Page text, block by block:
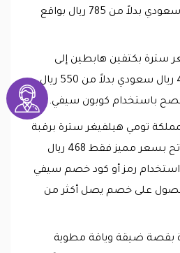
يبلغ سعرها 437 ريال سعودي بدلاً من 785 ريال بواقع
سترة بكتفين هابطين إلى
الأسفل أزرق فقط 468 ريال سعودي بدلاً من 550 ريال،
تومي هيلفيغر سترة برقبة
واسعة هيذر رمادي فاتح بسعر مميز فقط 468 ريال
رمز أو كود خصم سيفي
على خصم يصل أكثر من
بقصة ضيقة وياقة مطوية